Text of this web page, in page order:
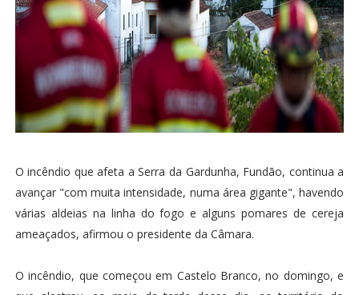
O incêndio que afeta a Serra da Gardunha, Fundão, continua a
avançar "com muita intensidade, numa área gigante", havendo
várias aldeias na linha do fogo e alguns pomares de cereja
ameaçados, afirmou o presidente da Câmara.
O incêndio, que começou em Castelo Branco, no domingo, e